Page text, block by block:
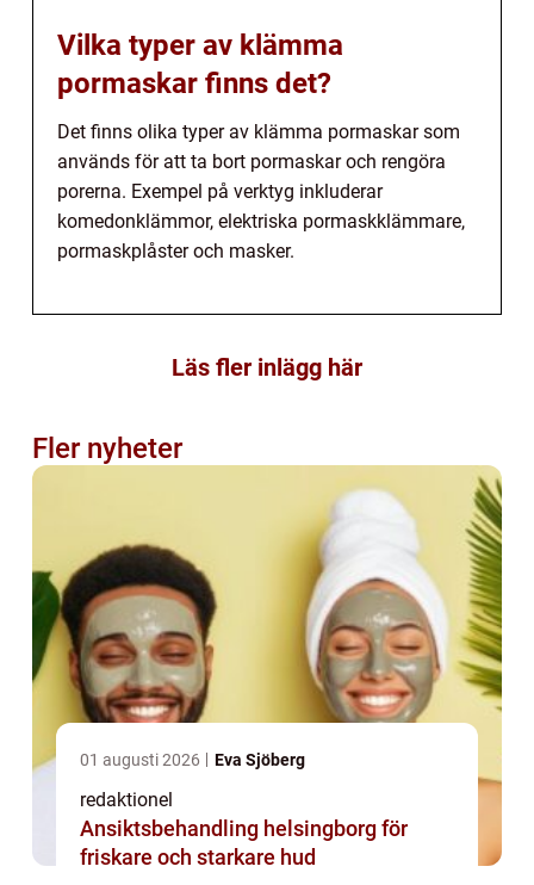
Vilka typer av klämma
pormaskar finns det?
Det finns olika typer av klämma pormaskar som
används för att ta bort pormaskar och rengöra
porerna. Exempel på verktyg inkluderar
komedonklämmor, elektriska pormaskklämmare,
pormaskplåster och masker.
Läs fler inlägg här
Fler nyheter
01 augusti 2026 Eva Sjöberg
redaktionel
Ansiktsbehandling helsingborg för
friskare och starkare hud